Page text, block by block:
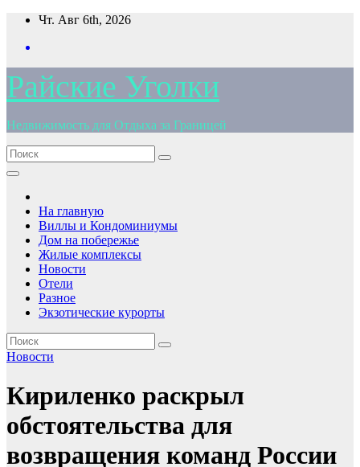
Перейти
содержимому
Чт. Авг 6th, 2026
Райские Уголки
Недвижимость для Отдыха за Границей
На главную
Виллы и Кондоминиумы
Дом на побережье
Жилые комплексы
Новости
Отели
Разное
Экзотические курорты
Новости
Кириленко раскрыл
обстоятельства для
возвращения команд России